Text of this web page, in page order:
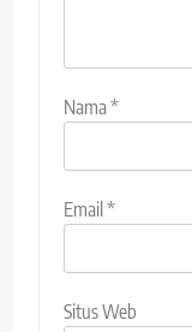
Nama*
Email *
Situs Web